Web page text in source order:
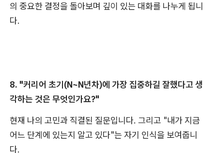
의 중요한 결정을 돌아보며 깊이 있는 대화를 나누게 됩니
다.
8. "커리어 초기(N~N년차)에 가장 집중하길 잘했다고 생
각하는 것은 무엇인가요?"
현재 나의 고민과 직결된 질문입니다. 그리고 "내가 지금
어느 단계에 있는지 알고 있다"는 자기 인식을 보여줍니
다.